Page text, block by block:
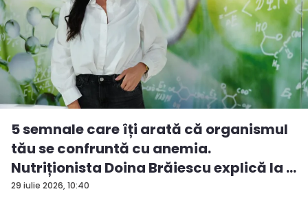
29 iulie 2026, 10:40
5 semnale care îți arată că organismul
tău se confruntă cu anemia.
Nutriționista Doina Brăiescu explică la ...